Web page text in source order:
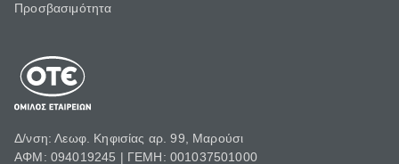
Προσβασιμότητα
Δ/νση: Λεωφ. Κηφισίας αρ. 99, Μαρούσι
ΑΦΜ: 094019245 | ΓΕΜΗ: 001037501000